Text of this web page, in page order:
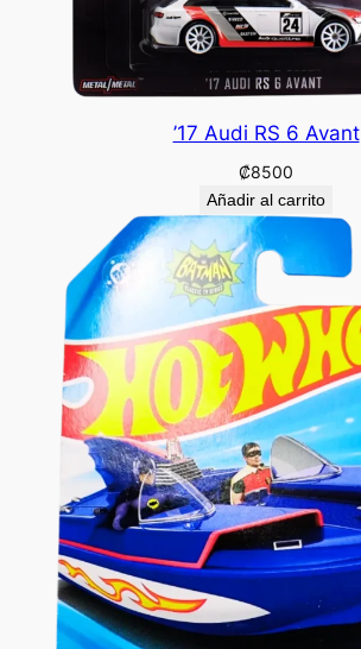
’17 Audi RS 6 Avant
₡8500
Añadir al carrito